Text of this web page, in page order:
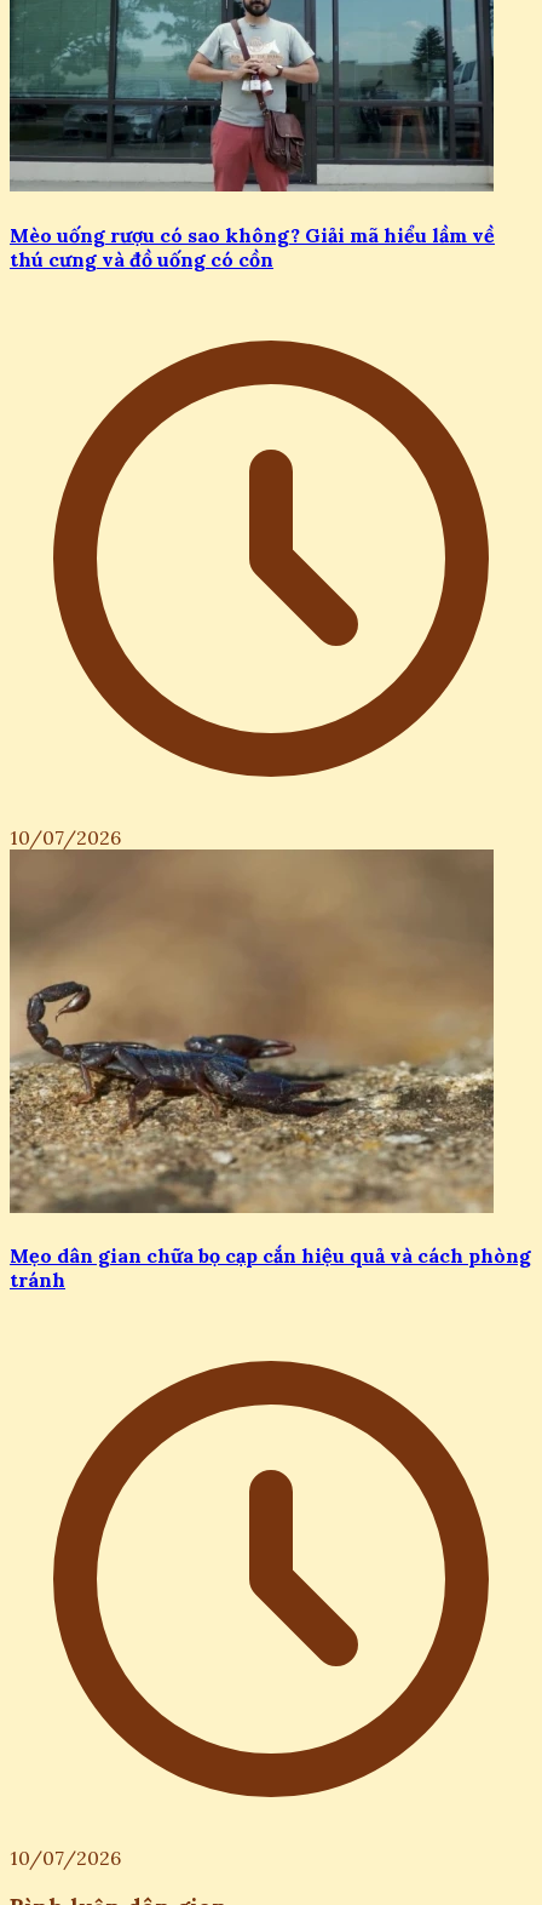
Mèo uống rượu có sao không? Giải mã hiểu lầm về
thú cưng và đồ uống có cồn
10/07/2026
Mẹo dân gian chữa bọ cạp cắn hiệu quả và cách phòng
tránh
10/07/2026